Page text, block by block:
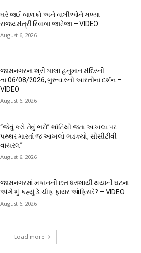
ઘરે જઈ બાળકો અને વાલીઓને મળ્યા
રાજ્યમંત્રી રિવાબા જાડેજા – VIDEO
August 6, 2026
જામનગરના શ્રી બાલા હનુમાન મંદિરની
તા.06/08/2026, ગુરૂવારની આરતીના દર્શન –
VIDEO
August 6, 2026
“જેવું કરો તેવું ભરો” શાંતિથી જતા આખલા પર
પથ્થર મારતાં જ આખલો ભડક્યો, સીસીટીવી
વાયરલ”
August 6, 2026
જામનગરમાં મકાનની છત ધરાશાયી થયાની ઘટના
અંગે શું કહ્યું ડે.ચીફ ફાયર ઓફિસરે? – VIDEO
August 6, 2026
Load more